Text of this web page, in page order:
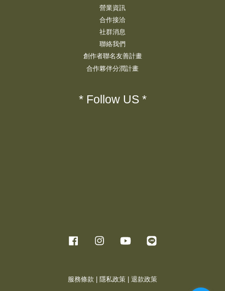
營業資訊
合作接洽
社群消息
聯絡我們
創作者聯名友善計畫
合作夥伴分潤計畫
* Follow US *
Facebook Instagram YouTube
服務條款 隱私政策 退款政策